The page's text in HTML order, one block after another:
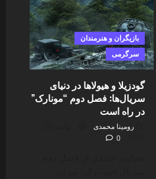
حرفه
ای
و
خوشمزه
بازیگران و هنرمندان
سرگرمی
گودزیلا و هیولاها در دنیای
سریال‌ها: فصل دوم “مونارک”
در راه است
رومینا محمدی
0